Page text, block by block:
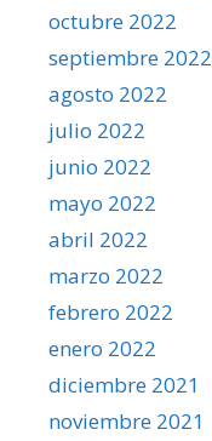
octubre 2022
septiembre 2022
agosto 2022
julio 2022
junio 2022
mayo 2022
abril 2022
marzo 2022
febrero 2022
enero 2022
diciembre 2021
noviembre 2021